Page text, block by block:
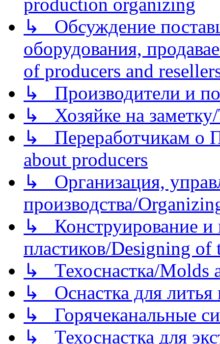
production organizing
↳ Обсуждение
оборудования,
of producers and
↳ Производители и
↳ Хозяйке на
↳ Переработчикам о
about producers
↳ Организация,
производства/
↳ Конструирование и
пластиков/Designing of
↳ Техоснастка/Molds
↳ Оснастка для литья
↳ Горячеканальные
↳ Техоснастка для